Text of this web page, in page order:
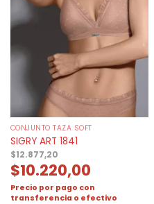
CONJUNTO TAZA SOFT
SIGRY ART 1841
$12.877,20
$10.220,00
Precio por pago con
transferencia o efectivo